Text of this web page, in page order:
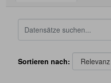
Sortieren nach